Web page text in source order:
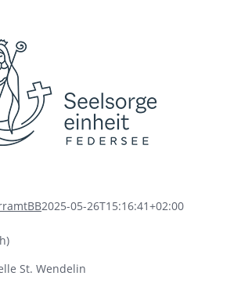
2025-05-26T15:16:41+02:00
St. Wendelin